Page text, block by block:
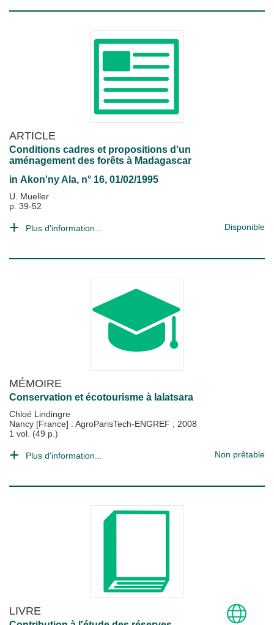
ARTICLE
Conditions cadres et propositions d'un
aménagement des forêts à Madagascar
in Akon'ny Ala, n° 16, 01/02/1995
U. Mueller
p. 39-52
Plus d'information... Disponible
MÉMOIRE
Conservation et écotourisme à Ialatsara
Chloé Lindingre
Nancy [France] : AgroParisTech-ENGREF ; 2008
1 vol. (49 p.)
Plus d'information... Non prêtable
LIVRE